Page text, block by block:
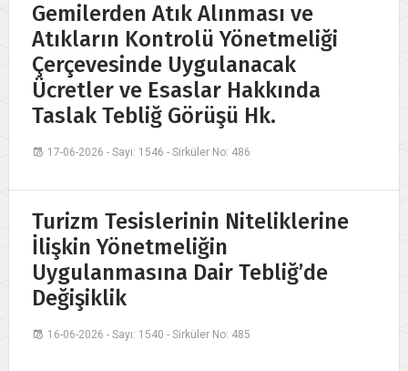
Gemilerden Atık Alınması ve
Atıkların Kontrolü Yönetmeliği
Çerçevesinde Uygulanacak
Ücretler ve Esaslar Hakkında
Taslak Tebliğ Görüşü Hk.
17-06-2026 - Sayı: 1546 - Sirküler No: 486
Turizm Tesislerinin Niteliklerine
İlişkin Yönetmeliğin
Uygulanmasına Dair Tebliğ’de
Değişiklik
16-06-2026 - Sayı: 1540 - Sirküler No: 485